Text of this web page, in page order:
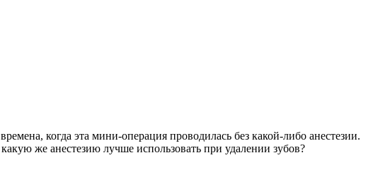
когда эта мини-операция проводилась без какой-либо анестезии.
же анестезию лучше использовать при удалении зубов?